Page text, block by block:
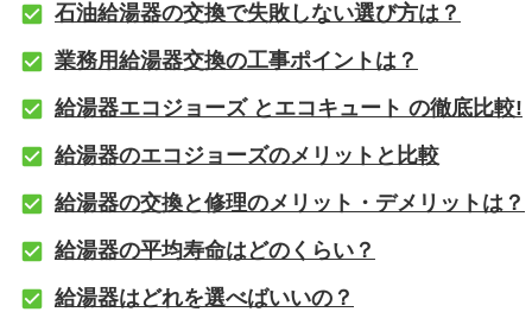
石油給湯器の交換で失敗しない選び方は？
業務用給湯器交換の工事ポイントは？
給湯器エコジョーズ とエコキュート の徹底比較!
給湯器のエコジョーズのメリットと比較
給湯器の交換と修理のメリット・デメリットは？
給湯器の平均寿命はどのくらい？
給湯器はどれを選べばいいの？